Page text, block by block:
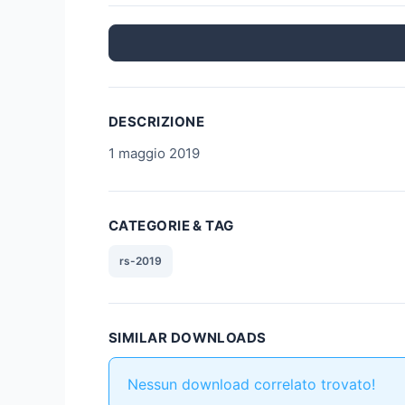
DESCRIZIONE
1 maggio 2019
CATEGORIE & TAG
rs-2019
SIMILAR DOWNLOADS
Nessun download correlato trovato!